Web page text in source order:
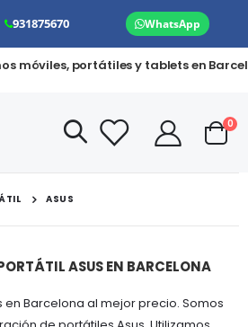
931875670 WhatsApp
móviles, portátiles y tablets en
Cart
0
ASUS
ASUS EN BARCELONA
en Barcelona al mejor precio. Somos